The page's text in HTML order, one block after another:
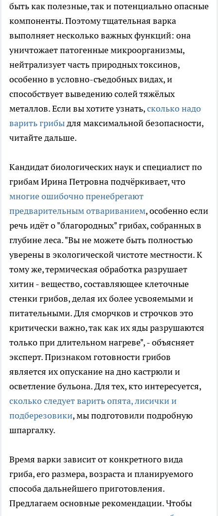
быть как полезные, так и потенциально опасные
компоненты. Поэтому тщательная варка
выполняет несколько важных функций: она
уничтожает патогенные микроорганизмы,
нейтрализует часть природных токсинов,
особенно в условно-съедобных видах, и
способствует выведению солей тяжёлых
металлов. Если вы хотите узнать,сколько надо
варить грибыдля максимальной безопасности,
читайте дальше.
Кандидат биологических наук и специалист по
грибам Ирина Петровна подчёркивает, что
многие ошибочно пренебрегают
предварительным отвариванием, особенно если
речь идёт о "благородных" грибах, собранных в
глубине леса. "Вы не можете быть полностью
уверены в экологической чистоте местности. К
тому же, термическая обработка разрушает
хитин - вещество, составляющее клеточные
стенки грибов, делая их более усвояемыми и
питательными. Для сморчков и строчков это
критически важно, так как их яды разрушаются
только при длительном нагреве", - объясняет
эксперт. Признаком готовности грибов
является их опускание на дно кастрюли и
осветление бульона. Для тех, кто интересуется,
сколько следует варить опята, лисички и
подберезовики, мы подготовили подробную
шпаргалку.
Время варки зависит от конкретного вида
гриба, его размера, возраста и планируемого
способа дальнейшего приготовления.
Предлагаем основные рекомендации. Чтобы